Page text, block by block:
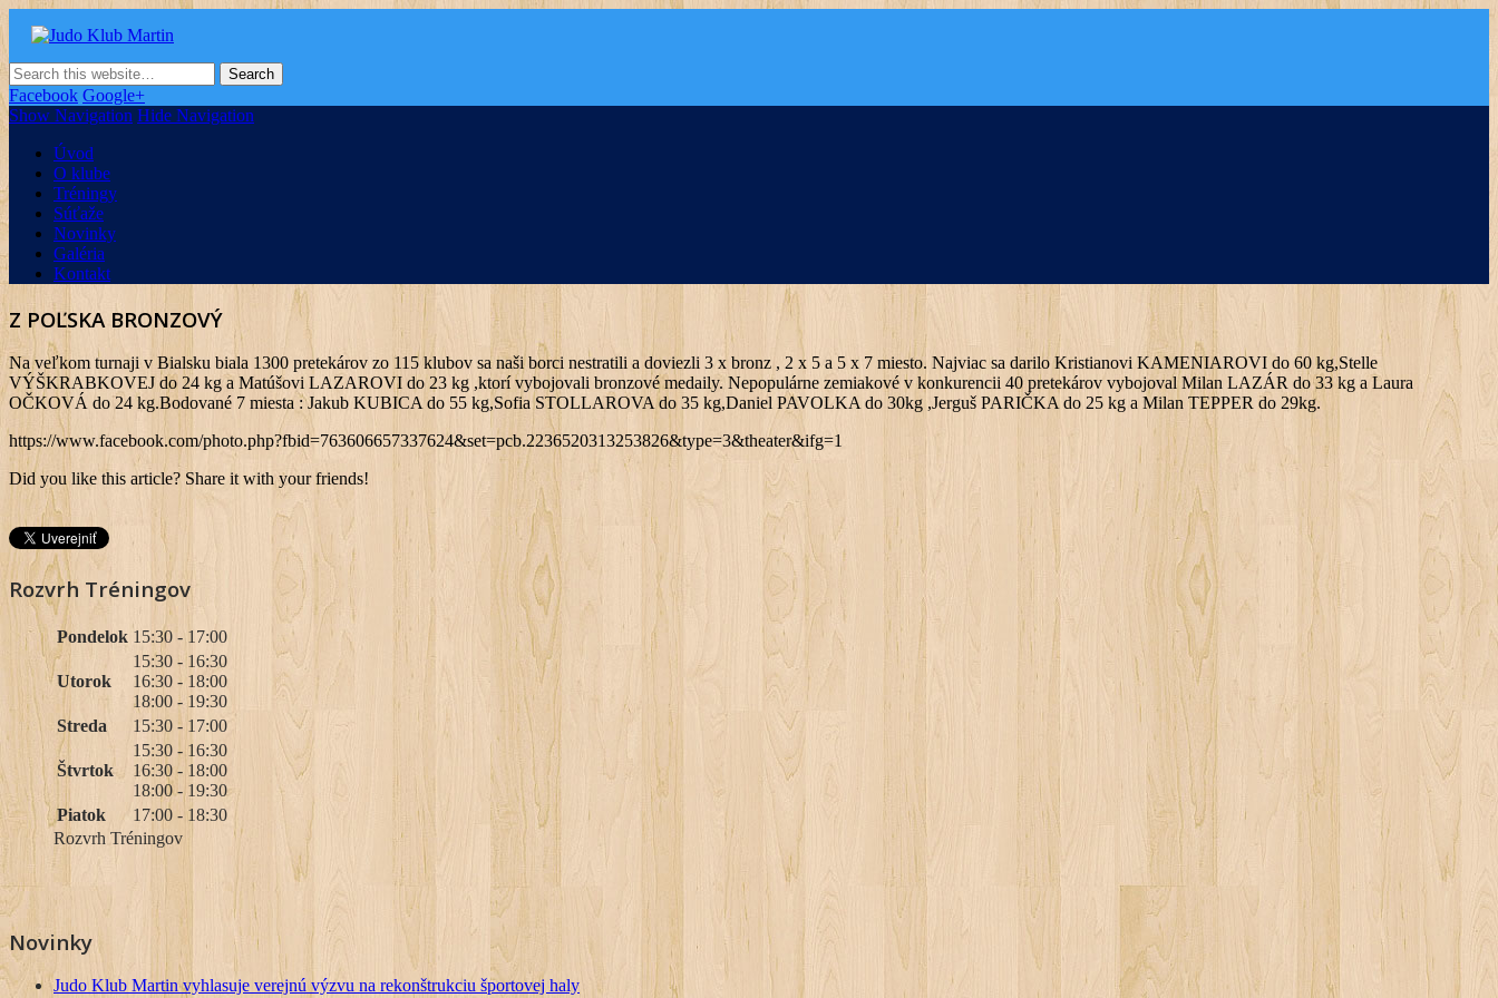
Oficiálna stránka Judo klubu v Martine
Facebook Google+
Show Navigation Hide Navigation
Úvod
O klube
Tréningy
Súťaže
Novinky
Galéria
Kontakt
Z POĽSKA BRONZOVÝ
Na veľkom turnaji v Bialsku biala 1300 pretekárov zo 115 klubov sa naši borci nestratili a doviezli 3 x bronz , 2 x 5 a 5 x 7 miesto. Najviac sa darilo Kristianovi KAMENIAROVI do 60 kg,Stelle
VÝŠKRABKOVEJ do 24 kg a Matúšovi LAZAROVI do 23 kg ,ktorí vybojovali bronzové medaily. Nepopulárne zemiakové v konkurencii 40 pretekárov vybojoval Milan LAZÁR do 33 kg a Laura
OČKOVÁ do 24 kg.Bodované 7 miesta : Jakub KUBICA do 55 kg,Sofia STOLLAROVA do 35 kg,Daniel PAVOLKA do 30kg ,Jerguš PARIČKA do 25 kg a Milan TEPPER do 29kg.
https://www.facebook.com/photo.php?fbid=763606657337624&set=pcb.2236520313253826&type=3&theater&ifg=1
Did you like this article? Share it with your friends!
Rozvrh Tréningov
Pondelok 15:30 - 17:00
Utorok
15:30 - 16:30
16:30 - 18:00
18:00 - 19:30
Streda
15:30 - 17:00
Štvrtok
15:30 - 16:30
16:30 - 18:00
18:00 - 19:30
Piatok
17:00 - 18:30
Rozvrh Tréningov
Novinky
Judo Klub Martin vyhlasuje verejnú výzvu na rekonštrukciu športovej haly